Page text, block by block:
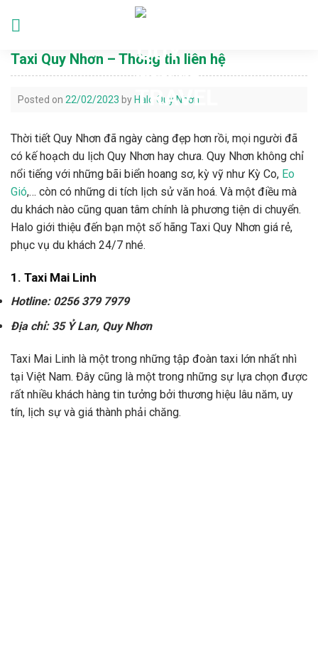
Taxi Quy Nhơn – Thông tin liên hệ
Posted on 22/02/2023 by Halo Quy Nhơn
Thời tiết Quy Nhơn đã ngày càng đẹp hơn rồi, mọi người đã
có kế hoạch du lịch Quy Nhơn hay chưa. Quy Nhơn không chỉ
nổi tiếng với những bãi biển hoang sơ, kỳ vỹ như Kỳ Co, Eo
Gió,… còn có những di tích lịch sử văn hoá. Và một điều mà
du khách nào cũng quan tâm chính là phương tiện di chuyển.
Halo giới thiệu đến bạn một số hãng Taxi Quy Nhơn giá rẻ,
phục vụ du khách 24/7 nhé.
1. Taxi Mai Linh
Hotline: 0256 379 7979
Địa chỉ: 35 Ỷ Lan, Quy Nhơn
Taxi Mai Linh là một trong những tập đoàn taxi lớn nhất nhì
tại Việt Nam. Đây cũng là một trong những sự lựa chọn được
rất nhiều khách hàng tin tưởng bởi thương hiệu lâu năm, uy
tín, lịch sự và giá thành phải chăng.